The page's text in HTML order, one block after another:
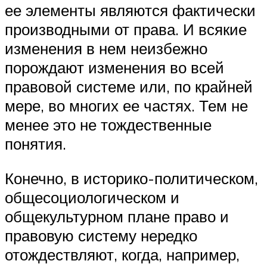
ее элементы являются фактически
производными от права. И всякие
изменения в нем неизбежно
порождают изменения во всей
правовой системе или, по крайней
мере, во многих ее частях. Тем не
менее это не тождественные
понятия.
Конечно, в историко-политическом,
общесоциологическом и
общекультурном плане право и
правовую систему нередко
отождествляют, когда, например,